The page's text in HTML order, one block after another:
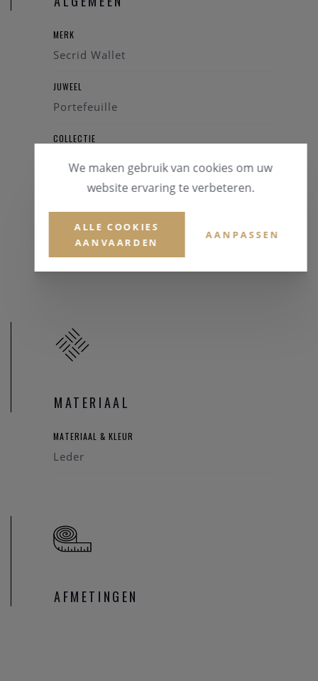
MERK
Secrid Wallet
JUWEEL
Portefeuille
COLLECTIE
REFERENTIE
M-BLACK
GARANTIE
MATERIAAL
MATERIAAL & KLEUR
Leder
AFMETINGEN
We maken gebruik van cookies om uw
website ervaring te verbeteren.
ALLE COOKIES
AANVAARDEN
AANPASSEN